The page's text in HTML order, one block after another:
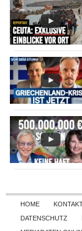
HOME
DATENSCHUTZ